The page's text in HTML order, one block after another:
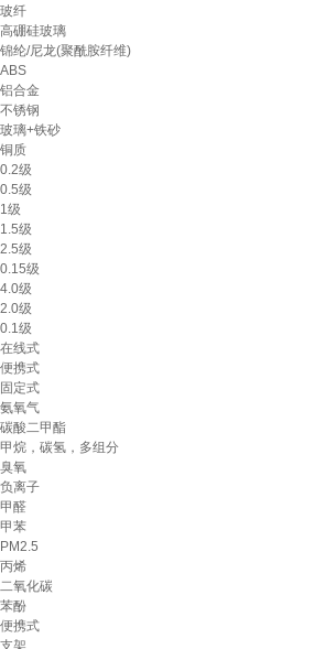
玻纤
高硼硅玻璃
锦纶/尼龙(聚酰胺纤维)
ABS
铝合金
不锈钢
玻璃+铁砂
铜质
0.2级
0.5级
1级
1.5级
2.5级
0.15级
4.0级
2.0级
0.1级
在线式
便携式
固定式
氨氧气
碳酸二甲酯
甲烷，碳氢，多组分
臭氧
负离子
甲醛
甲苯
PM2.5
丙烯
二氧化碳
苯酚
便携式
支架